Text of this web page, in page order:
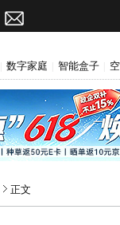
数字家庭 智能盒子
正文